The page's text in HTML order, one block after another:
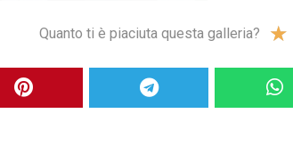
Quanto ti è piaciuta questa galleria? ★